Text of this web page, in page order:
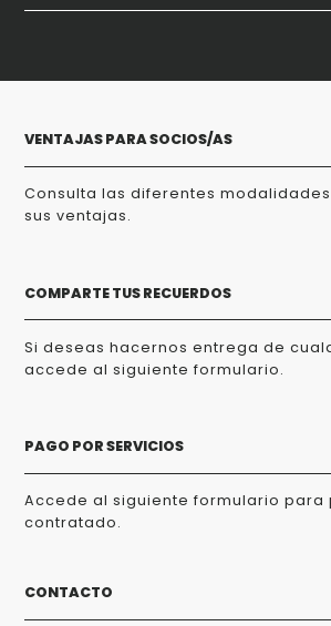
VENTAJAS PARA SOCIOS/AS
Consulta las diferentes
sus ventajas.
COMPARTE TUS RECUERDOS
Si deseas hacernos entrega de
accede al siguiente formulario.
PAGO POR SERVICIOS
Accede al siguiente formulario para
contratado.
CONTACTO